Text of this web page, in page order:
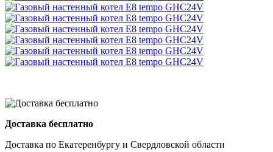
Доставка бесплатно
Доставка по Екатеренбургу и Свердловской области